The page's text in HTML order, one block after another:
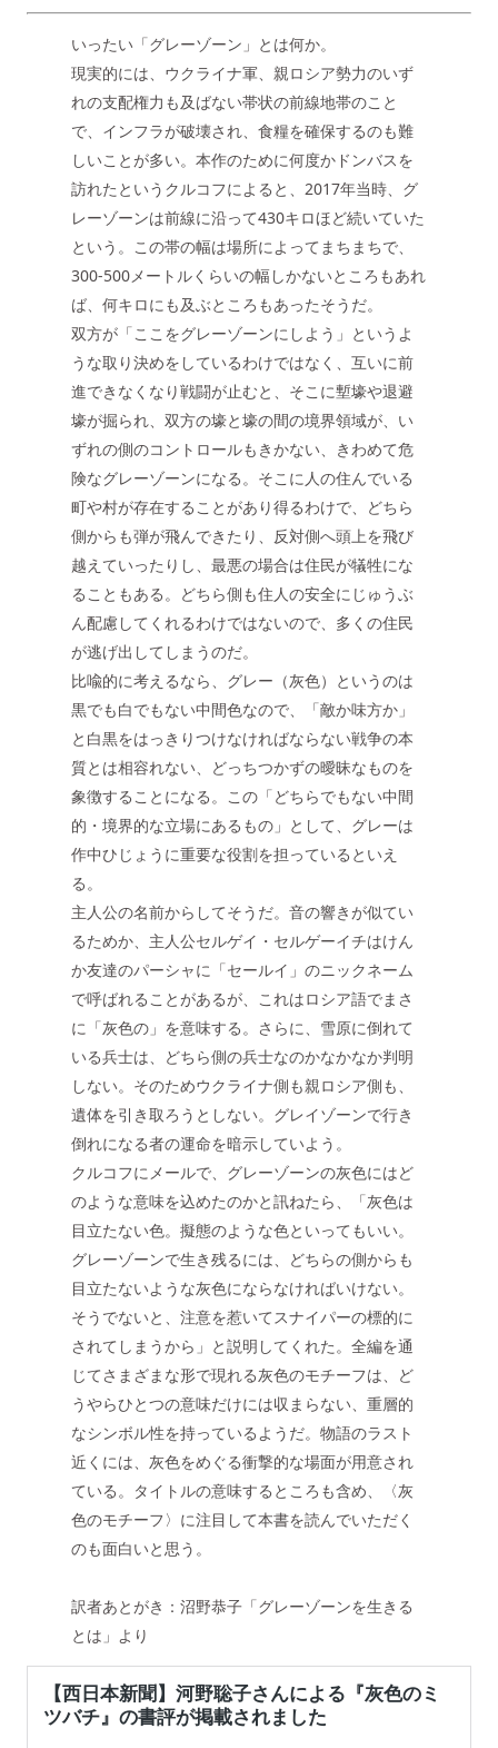
いったい「グレーゾーン」とは何か。
現実的には、ウクライナ軍、親ロシア勢力のいず
れの支配権力も及ばない帯状の前線地帯のこと
で、インフラが破壊され、食糧を確保するのも難
しいことが多い。本作のために何度かドンバスを
訪れたというクルコフによると、2017年当時、グ
レーゾーンは前線に沿って430キロほど続いていた
という。この帯の幅は場所によってまちまちで、
300-500メートルくらいの幅しかないところもあれ
ば、何キロにも及ぶところもあったそうだ。
双方が「ここをグレーゾーンにしよう」というよ
うな取り決めをしているわけではなく、互いに前
進できなくなり戦闘が止むと、そこに塹壕や退避
壕が掘られ、双方の壕と壕の間の境界領域が、い
ずれの側のコントロールもきかない、きわめて危
険なグレーゾーンになる。そこに人の住んでいる
町や村が存在することがあり得るわけで、どちら
側からも弾が飛んできたり、反対側へ頭上を飛び
越えていったりし、最悪の場合は住民が犠牲にな
ることもある。どちら側も住人の安全にじゅうぶ
ん配慮してくれるわけではないので、多くの住民
が逃げ出してしまうのだ。
比喩的に考えるなら、グレー（灰色）というのは
黒でも白でもない中間色なので、「敵か味方か」
と白黒をはっきりつけなければならない戦争の本
質とは相容れない、どっちつかずの曖昧なものを
象徴することになる。この「どちらでもない中間
的・境界的な立場にあるもの」として、グレーは
作中ひじょうに重要な役割を担っているといえ
る。
主人公の名前からしてそうだ。音の響きが似てい
るためか、主人公セルゲイ・セルゲーイチはけん
か友達のパーシャに「セールイ」のニックネーム
で呼ばれることがあるが、これはロシア語でまさ
に「灰色の」を意味する。さらに、雪原に倒れて
いる兵士は、どちら側の兵士なのかなかなか判明
しない。そのためウクライナ側も親ロシア側も、
遺体を引き取ろうとしない。グレイゾーンで行き
倒れになる者の運命を暗示していよう。
クルコフにメールで、グレーゾーンの灰色にはど
のような意味を込めたのかと訊ねたら、「灰色は
目立たない色。擬態のような色といってもいい。
グレーゾーンで生き残るには、どちらの側からも
目立たないような灰色にならなければいけない。
そうでないと、注意を惹いてスナイパーの標的に
されてしまうから」と説明してくれた。全編を通
じてさまざまな形で現れる灰色のモチーフは、ど
うやらひとつの意味だけには収まらない、重層的
なシンボル性を持っているようだ。物語のラスト
近くには、灰色をめぐる衝撃的な場面が用意され
ている。タイトルの意味するところも含め、〈灰
色のモチーフ〉に注目して本書を読んでいただく
のも面白いと思う。
訳者あとがき：沼野恭子「グレーゾーンを生きる
とは」より